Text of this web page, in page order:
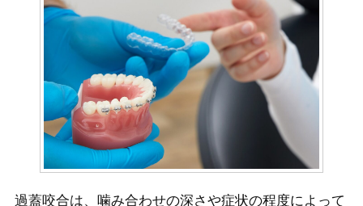
過蓋咬合は、噛み合わせの深さや症状の程度によって